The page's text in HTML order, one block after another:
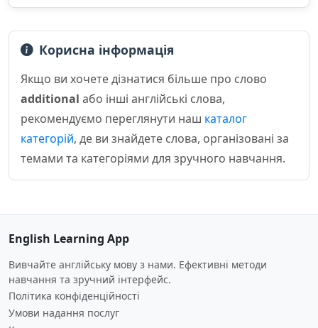
Корисна інформація
Якщо ви хочете дізнатися більше про слово
additional або інші англійські слова,
рекомендуємо переглянути наш каталог
категорій, де ви знайдете слова, організовані за
темами та категоріями для зручного навчання.
English Learning App
Вивчайте англійську мову з нами. Ефективні методи
навчання та зручний інтерфейс.
Політика конфіденційності
Умови надання послуг